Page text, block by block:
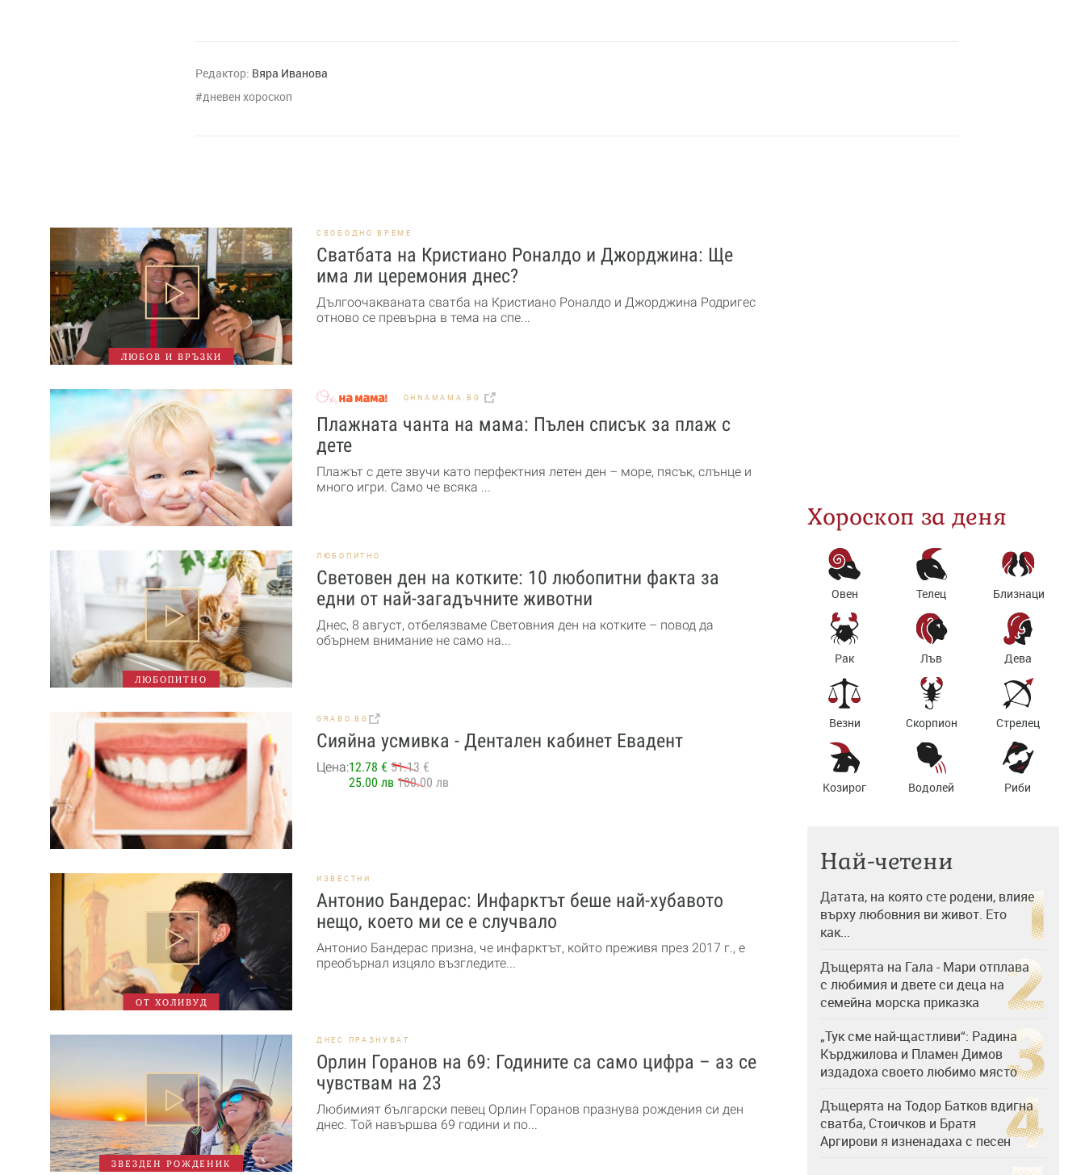
Редактор: Вяра Иванова
дневен хороскоп
ЛЮБОВ И ВРЪЗКИ
СВОБОДНО ВРЕМЕ
Сватбата на Кристиано Роналдо и Джорджина: Ще
има ли церемония днес?
Дългоочакваната сватба на Кристиано Роналдо и Джорджина Родригес
отново се превърна в тема на спе...
OHNAMAMA.BG
Плажната чанта на мама: Пълен списък за плаж с
дете
Плажът с дете звучи като перфектния летен ден – море, пясък, слънце и
много игри. Само че всяка ...
ЛЮБОПИТНО
ЛЮБОПИТНО
Световен ден на котките: 10 любопитни факта за
едни от най-загадъчните животни
Днес, 8 август, отбелязваме Световния ден на котките – повод да
обърнем внимание не само на...
GRABO.BG
Сияйна усмивка - Дентален кабинет Евадент
Цена:12.78 € 51.13 €
25.00 лв 100.00 лв
ОТ ХОЛИВУД
ИЗВЕСТНИ
Антонио Бандерас: Инфарктът беше най-хубавото
нещо, което ми се е случвало
Антонио Бандерас призна, че инфарктът, който преживя през 2017 г., е
преобърнал изцяло възгледите...
ЗВЕЗДЕН РОЖДЕНИК
ДНЕС ПРАЗНУВАТ
Орлин Горанов на 69: Годините са само цифра – аз се
чувствам на 23
Любимият български певец Орлин Горанов празнува рождения си ден
днес. Той навършва 69 години и по...
Хороскоп за деня
Овен Телец Близнаци
Рак Лъв Дева
Везни Скорпион Стрелец
Козирог Водолей Риби
Най-четени
Датата, на която сте родени, влияе
върху любовния ви живот. Ето
как...
Дъщерята на Гала - Мари отплава
с любимия и двете си деца на
семейна морска приказка
„Тук сме най-щастливи“: Радина
Кърджилова и Пламен Димов
издадоха своето любимо място
Дъщерята на Тодор Батков вдигна
сватба, Стоичков и Братя
Аргирови я изненадаха с песен